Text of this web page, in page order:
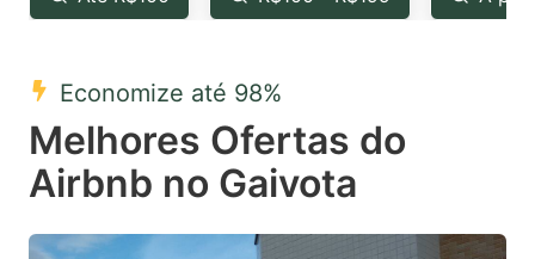
question
key
to
get
keyboard
question
to
get
the
keyboard
Economize até 98%
Melhores Ofertas do
Airbnb no Gaivota